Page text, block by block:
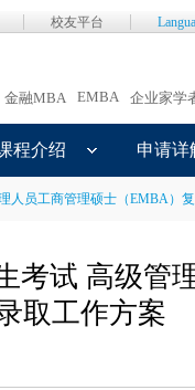
校友平台
金融MBA EMBA 企业家学
程介绍 申请详
人员工商管理硕士（EMBA）
考试 高级管
取工作方案